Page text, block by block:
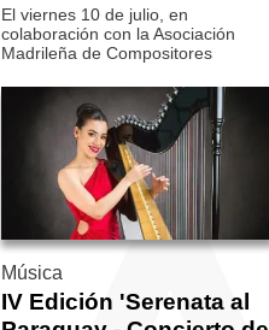
El viernes 10 de julio, en
colaboración con la Asociación
Madrileña de Compositores
Música
IV Edición 'Serenata al